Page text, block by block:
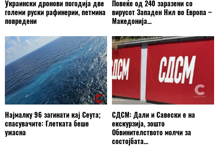
Украински дронови погодија две
големи руски рафинерии, петмина
повредени
Повеќе од 240 заразени со
вирусот Западен Нил во Европа –
Македонија...
Најмалку 96 загинати кај Сеута;
спасувачите: Глетката беше
ужасна
СДСМ: Дали и Савески е на
екскурзија, зошто
Обвинителството молчи за
состојбата...